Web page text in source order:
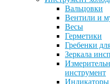
Вальцовки
Вентили и
Весы
Герметики
Гребенки
Зеркала
инструмент